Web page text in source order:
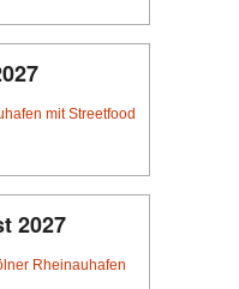
mit Streetfood
2027
Rheinauhafen